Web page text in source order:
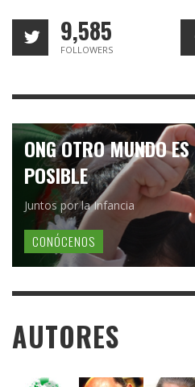
9,585
FOLLOWERS
ONG OTRO MUNDO ES
POSIBLE
Juntos por la Infancia
CONÓCENOS
AUTORES